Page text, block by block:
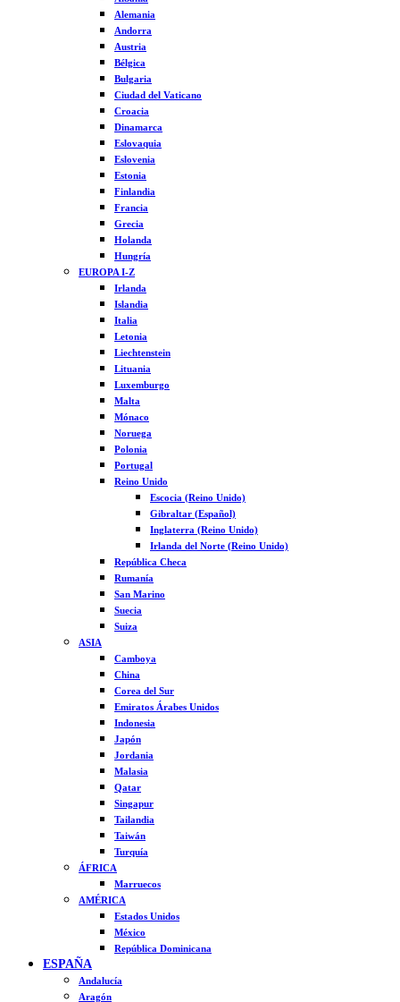
Alemania
Andorra
Austria
Bélgica
Bulgaria
Ciudad del Vaticano
Croacia
Dinamarca
Eslovaquia
Eslovenia
Estonia
Finlandia
Francia
Grecia
Holanda
Hungría
EUROPA I-Z
Irlanda
Islandia
Italia
Letonia
Liechtenstein
Lituania
Luxemburgo
Malta
Mónaco
Noruega
Polonia
Portugal
Reino Unido
Escocia (Reino Unido)
Gibraltar (Español)
Inglaterra (Reino Unido)
Irlanda del Norte (Reino Unido)
República Checa
Rumanía
San Marino
Suecia
Suiza
ASIA
Camboya
China
Corea del Sur
Emiratos Árabes Unidos
Indonesia
Japón
Jordania
Malasia
Qatar
Singapur
Tailandia
Taiwán
Turquía
ÁFRICA
Marruecos
AMÉRICA
Estados Unidos
México
República Dominicana
ESPAÑA
Andalucía
Aragón